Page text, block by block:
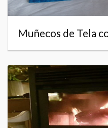
Muñecos de Tela